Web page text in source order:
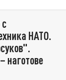
НАТО.
наготове